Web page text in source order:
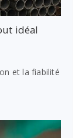
idéal
et la fiabilité